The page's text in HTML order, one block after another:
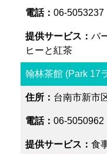
06-5053237
バ
ヒーと紅茶
翰林茶館 (Park 17
台南市新市
06-5050962
食